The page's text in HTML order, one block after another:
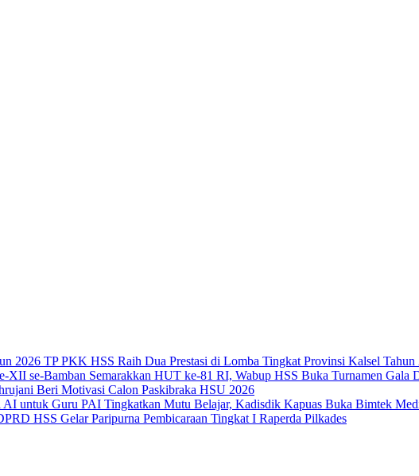
TP PKK HSS Raih Dua Prestasi di Lomba Tingkat Provinsi Kalsel Tahun
Semarakkan HUT ke-81 RI, Wabup HSS Buka Turnamen Gala
Beri Motivasi Calon Paskibraka HSU 2026
Tingkatkan Mutu Belajar, Kadisdik Kapuas Buka Bimtek
HSS Gelar Paripurna Pembicaraan Tingkat I Raperda Pilkades